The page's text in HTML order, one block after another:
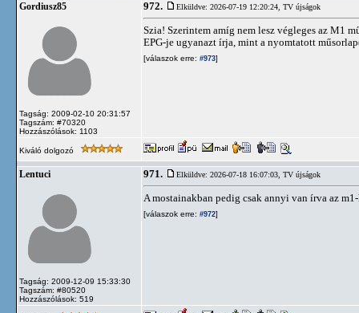
Gordiusz85
Tagság: 2009-02-10 20:31:57
Tagszám: #70320
Hozzászólások: 1103
972. Elküldve: 2026-07-19 12:20:24, TV újságok
Szia! Szerintem amíg nem lesz végleges az M1
EPG-je ugyanazt írja, mint a nyomtatott
[válaszok erre: #973]
Kiváló dolgozó
Lentuci
Tagság: 2009-12-09 15:33:30
Tagszám: #80520
Hozzászólások: 519
971. Elküldve: 2026-07-18 16:07:03, TV újságok
A mostainakban pedig csak annyi van írva az
[válaszok erre: #972]